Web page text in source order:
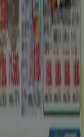
ネックレスフット